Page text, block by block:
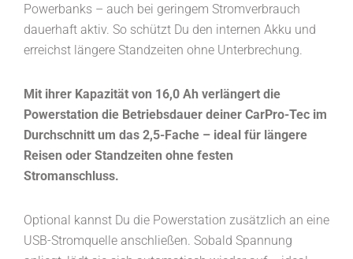
Powerbanks – auch bei geringem Stromverbrauch
dauerhaft aktiv. So schützt Du den internen Akku und
erreichst längere Standzeiten ohne Unterbrechung.
Mit ihrer Kapazität von 16,0 Ah verlängert die
Powerstation die Betriebsdauer deiner CarPro-Tec im
Durchschnitt um das 2,5-Fache – ideal für längere
Reisen oder Standzeiten ohne festen
Stromanschluss.
Optional kannst Du die Powerstation zusätzlich an eine
USB-Stromquelle anschließen. Sobald Spannung